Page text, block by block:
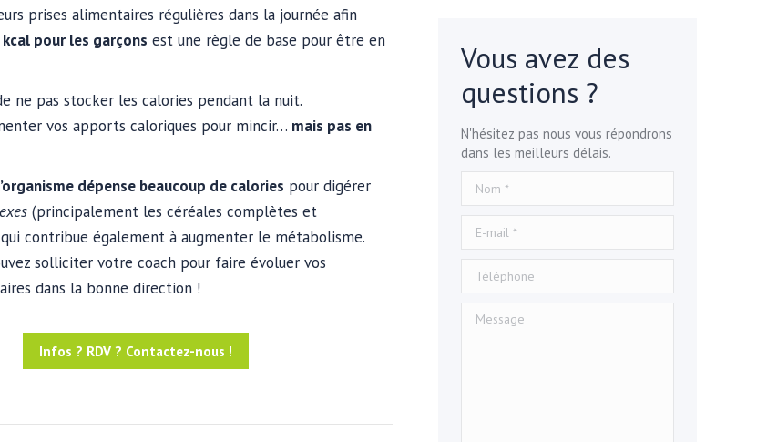
prises alimentaires régulières dans la journée afin
pour les garçons est une règle de base pour être en
ne pas stocker les calories pendant la nuit.
vos apports caloriques pour mincir… mais pas en
dépense beaucoup de calories pour digérer
(principalement les céréales complètes et
qui contribue également à augmenter le métabolisme.
solliciter votre coach pour faire évoluer vos
dans la bonne direction !
Infos ? RDV ? Contactez-nous !
Vous avez des
questions ?
N'hésitez pas nous vous répondrons
dans les meilleurs délais.
Nom *
E-mail *
Téléphone
Message